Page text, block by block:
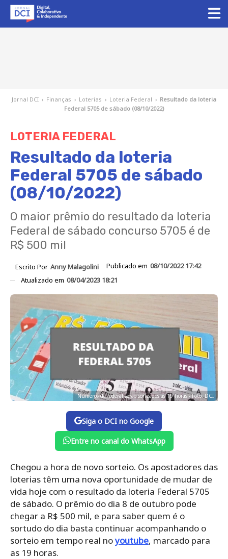
Jornal DCI › Finanças › Loterias › Loteria Federal › Resultado da loteria
Federal 5705 de sábado (08/10/2022)
LOTERIA FEDERAL
Resultado da loteria
Federal 5705 de sábado
(08/10/2022)
O maior prêmio do resultado da loteria
Federal de sábado concurso 5705 é de
R$ 500 mil
Escrito Por Anny Malagolini Publicado em 08/10/2022 17:42
Atualizado em 08/04/2023 18:21
Números da federal serão sorteados às 19 horas - Foto: DCI
Siga o DCI no Google
Entre no canal do WhatsApp
Chegou a hora de novo sorteio. Os apostadores das
loterias têm uma nova oportunidade de mudar de
vida hoje com o resultado da loteria Federal 5705
de sábado. O prêmio do dia 8 de outubro pode
chegar a R$ 500 mil, e para saber quem é o
sortudo do dia basta continuar acompanhando o
sorteio em tempo real noyoutube, marcado para
as 19 horas.